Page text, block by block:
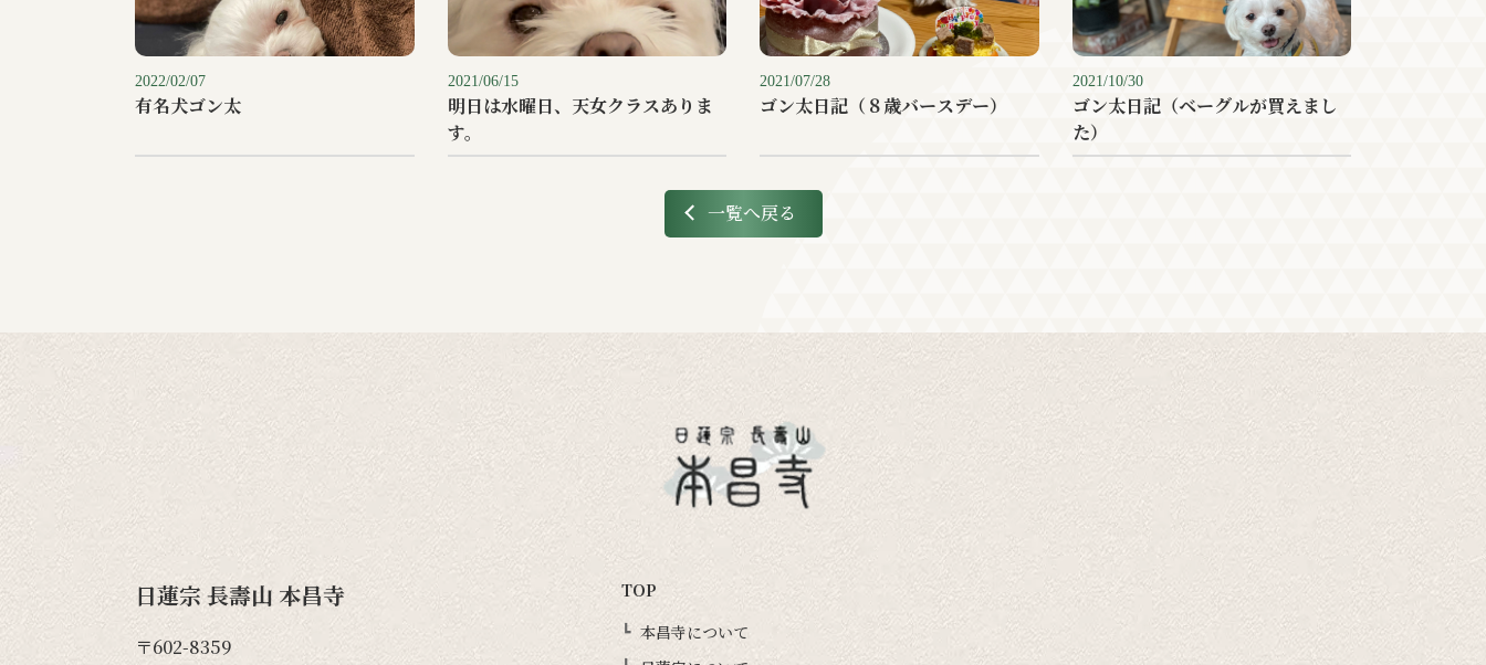
2022/02/07
有名犬ゴン太
2021/06/15
明日は水曜日、天女クラスありま
す。
2021/07/28
ゴン太日記（８歳バースデー）
2021/10/30
ゴン太日記（ベーグルが買えまし
た）
一覧へ戻る
日蓮宗 長壽山 本昌寺
〒602-8359
TOP
本昌寺について